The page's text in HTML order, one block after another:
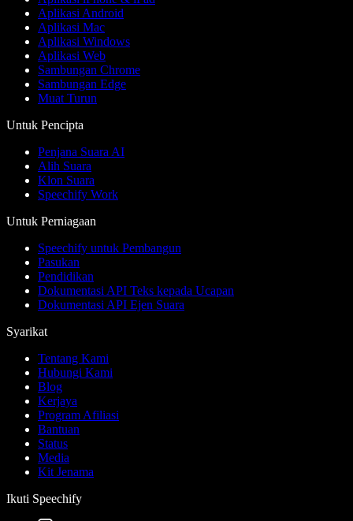
Aplikasi Android
Aplikasi Mac
Aplikasi Windows
Aplikasi Web
Sambungan Chrome
Sambungan Edge
Muat Turun
Untuk Pencipta
Penjana Suara AI
Alih Suara
Klon Suara
Speechify Work
Untuk Perniagaan
Speechify untuk Pembangun
Pasukan
Pendidikan
Dokumentasi API Teks kepada Ucapan
Dokumentasi API Ejen Suara
Syarikat
Tentang Kami
Hubungi Kami
Blog
Kerjaya
Program Afiliasi
Bantuan
Status
Media
Kit Jenama
Ikuti Speechify